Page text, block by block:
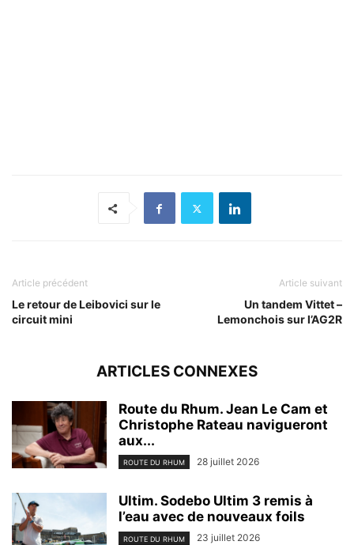
Article précédent
Le retour de Leibovici sur le
circuit mini
Article suivant
Un tandem Vittet –
Lemonchois sur l’AG2R
ARTICLES CONNEXES
Route du Rhum. Jean Le Cam et
Christophe Rateau navigueront
aux...
ROUTE DU RHUM 28 juillet 2026
Ultim. Sodebo Ultim 3 remis à
l’eau avec de nouveaux foils
ROUTE DU RHUM 23 juillet 2026